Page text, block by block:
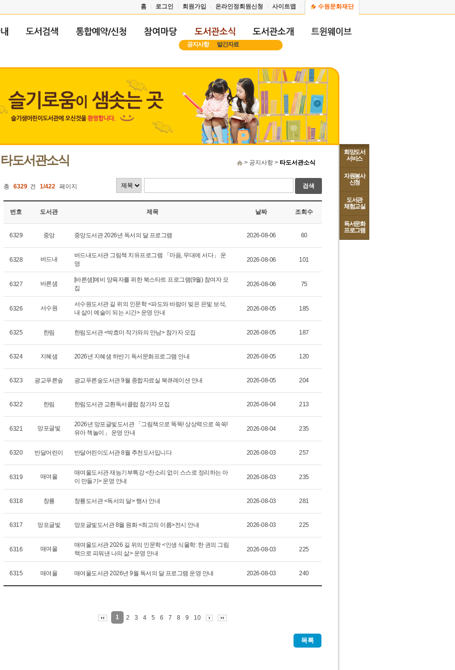
홈 로그인 회원가입 온라인정회원신청 사이트맵 수원문화재단
공지사항 발간자료
> 공지사항 > 타도서관소식
타도서관소식
총 6329 건 1/422 페이지 검색
번호 도서관 제목 날짜 조회수
6329 중앙 중앙도서관 2026년 독서의 달 프로그램 2026-08-06 60
6328 버드내
버드내도서관 그림책 치유프로그램 「마음, 무대에 서다」 운
영
2026-08-06 101
6327 바른샘
[바른샘]예비 양육자를 위한 북스타트 프로그램(9월) 참여자 모
집
2026-08-06 75
6326 서수원
서수원도서관 길 위의 인문학 <파도와 바람이 빚은 은빛 보석,
내 삶이 예술이 되는 시간> 운영 안내
2026-08-05 185
6325 한림 한림도서관 <박효미 작가와의 만남> 참가자 모집 2026-08-05 187
6324 지혜샘 2026년 지혜샘 하반기 독서문화프로그램 안내 2026-08-05 120
6323 광교푸른숲 광교푸른숲도서관 9월 종합자료실 북큐레이션 안내 2026-08-05 204
6322 한림 한림도서관 교환독서클럽 참가자 모집 2026-08-04 213
6321 망포글빛
2026년 망포글빛도서관 「그림책으로 똑똑! 상상력으로 쑥쑥!
유아 책놀이」 운영 안내
2026-08-04 235
6320 반달어린이 반달어린이도서관 8월 추천도서입니다 2026-08-03 257
6319 매여울
매여울도서관 재능기부특강 <잔소리 없이 스스로 정리하는 아
이 만들기> 운영 안내
2026-08-03 235
6318 창룡 창룡도서관 <독서의 달> 행사 안내 2026-08-03 281
6317 망포글빛 망포글빛도서관 8월 원화 <최고의 이름>전시 안내 2026-08-03 225
6316 매여울
매여울도서관 2026 길 위의 인문학 <인생 식물학: 한 권의 그림
책으로 피워낸 나의 삶> 운영 안내
2026-08-03 225
6315 매여울 매여울도서관 2026년 9월 독서의 달 프로그램 운영 안내 2026-08-03 240
1 2 3 4 5 6 7 8 9 10
목록
희망도서
서비스
자원봉사
신청
도서관
체험교실
독서문화
프로그램